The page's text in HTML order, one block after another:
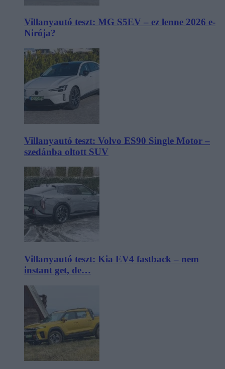
Villanyautó teszt: MG S5EV – ez lenne 2026 e-
Nirója?
Villanyautó teszt: Volvo ES90 Single Motor –
szedánba oltott SUV
Villanyautó teszt: Kia EV4 fastback – nem
instant get, de…